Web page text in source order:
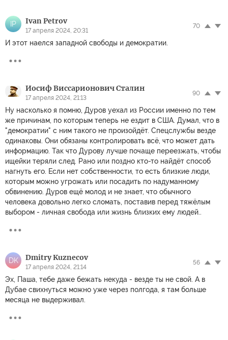
IP Ivan Petrov
17 апреля 2024, 20:31
70
И этот наелся западной свободы и демократии.
Иосиф Виссарионович Сталин
17 апреля 2024, 21:13
90
Ну насколько я помню, Дуров уехал из России именно по тем
же причинам, по которым теперь не ездит в США. Думал, что в
"демократии" с ним такого не произойдёт. Спецслужбы везде
одинаковы. Они обязаны контролировать всё, что может дать
информацию. Так что Дурову лучше почаще переезжать, чтобы
ищейки теряли след. Рано или поздно кто-то найдёт способ
нагнуть его. Если нет собственности, то есть близкие люди,
которым можно угрожать или посадить по надуманному
обвинению. Дуров ещё молод и не знает, что обычного
человека довольно легко сломать, поставив перед тяжёлым
выбором - личная свобода или жизнь близких ему людей..
DK Dmitry Kuznecov
17 апреля 2024, 21:14
56
Эх, Паша, тебе даже бежать некуда - везде ты не свой. А в
Дубае свихнуться можно уже через полгода, я там больше
месяца не выдерживал.